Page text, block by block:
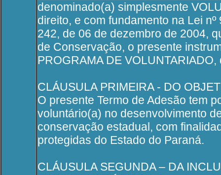
denominado(a) simplesmente
direito, e com fundamento na Lei
242, de 06 de dezembro de 2004,
de Conservação, o presente
PROGRAMA DE
CLÁUSULA PRIMEIRA - DO
O presente Termo de Adesão tem
voluntário(a) no desenvolvimento
conservação estadual, com
protegidas do Estado do Paraná.
CLÁUSULA SEGUNDA – DA